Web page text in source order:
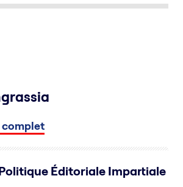
complet
Éditoriale Impartiale